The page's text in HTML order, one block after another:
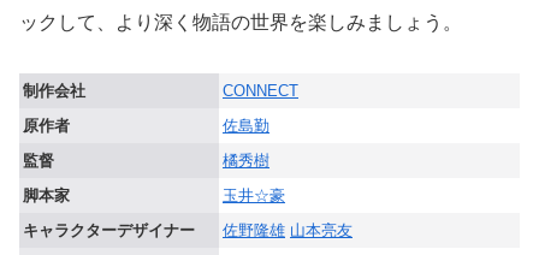
ックして、より深く物語の世界を楽しみましょう。
制作会社
CONNECT
原作者
佐島勤
監督
橘秀樹
脚本家
玉井☆豪
キャラクターデザイナー
佐野隆雄 山本亮友